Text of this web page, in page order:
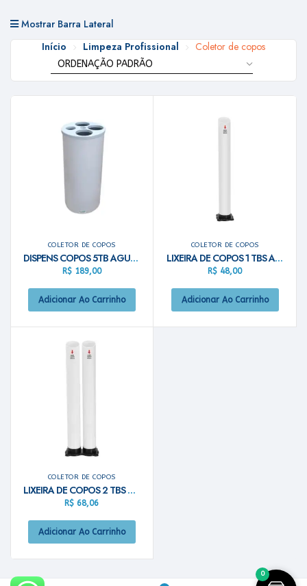
Mostrar Barra Lateral
Início Limpeza Profissional Coletor de copos
COLETOR DE COPOS
DISPENS COPOS 5TB AGUA/CAFE LE16 BR
R$189,00
Adicionar Ao Carrinho
COLETOR DE COPOS
LIXEIRA DE COPOS 1 TBS AGUA/JSN
R$ 48,00
Adicionar Ao Carrinho
COLETOR DE COPOS
LIXEIRA DE COPOS 2 TBS AGUA/CAFE JSN
R$ 68,06
Adicionar Ao Carrinho
0